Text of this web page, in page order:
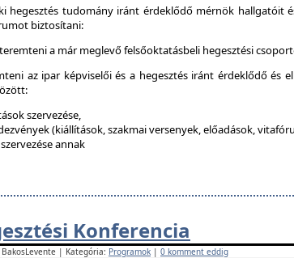
hegesztés tudomány iránt érdeklődő mérnök hallgatóit
biztosítani:
a már meglevő felsőoktatásbeli hegesztési
az ipar képviselői és a hegesztés iránt érdeklődő és
szervezése,
(kiállítások, szakmai versenyek, előadások,
annak
Konferencia
| Kategória: Programok | 0 komment eddig